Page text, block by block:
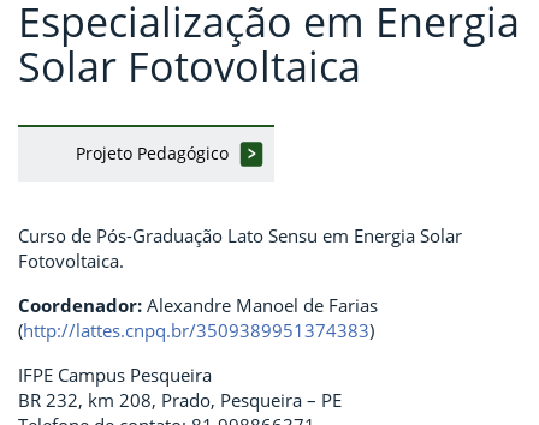
Fim da navegação
Início do conteúdo
Especialização em Energia
Solar Fotovoltaica
Projeto Pedagógico
Curso de Pós-Graduação Lato Sensu em Energia Solar
Fotovoltaica.
Coordenador: Alexandre Manoel de Farias
(http://lattes.cnpq.br/3509389951374383)
IFPE Campus Pesqueira
BR 232, km 208, Prado, Pesqueira – PE